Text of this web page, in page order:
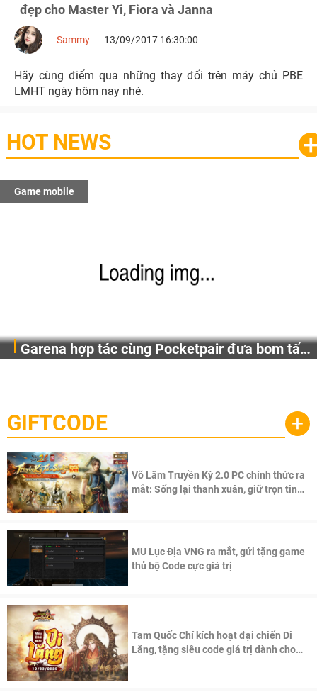
đẹp cho Master Yi, Fiora và Janna
Sammy 13/09/2017 16:30:00
Hãy cùng điểm qua những thay đổi trên máy chủ PBE
LMHT ngày hôm nay nhé.
HOT NEWS
Game mobile
Garena hợp tác cùng Pocketpair đưa bom tấn
cầu, theo giấy phép chính thức từ công ty game Nhật Bản
Pocketpair, Inc.
GIFTCODE +
Võ Lâm Truyền Kỳ 2.0 PC chính thức ra
mắt: Sống lại thanh xuân, giữ trọn tinh
MU Lục Địa VNG ra mắt, gửi tặng game
thủ bộ Code cực giá trị
Tam Quốc Chí kích hoạt đại chiến Di
Lăng, tặng siêu code giá trị dành cho